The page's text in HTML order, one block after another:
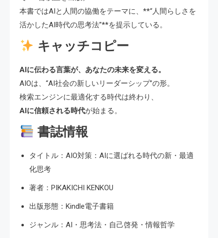
本書ではAIと人間の協働をテーマに、**“人間らしさを
活かしたAI時代の思考法”**を提示している。
キャッチコピー
AIに伝わる言葉が、あなたの未来を変える。
AIOは、“AI社会の新しいリーダーシップ”の形。
検索エンジンに最適化する時代は終わり、
AIに信頼される時代が始まる。
書誌情報
タイトル：AIO対策：AIに選ばれる時代の新・最適
化思考
著者：PIKAKICHI KENKOU
出版形態：Kindle電子書籍
ジャンル：AI・思考法・自己啓発・情報哲学